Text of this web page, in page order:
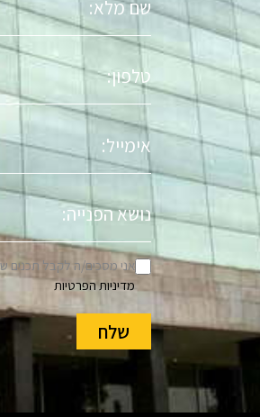
מלא
טלפון
אימייל
הפניה
אני מסכים/ה לקבל תכנים
מדיניות הפרטיות
שלח